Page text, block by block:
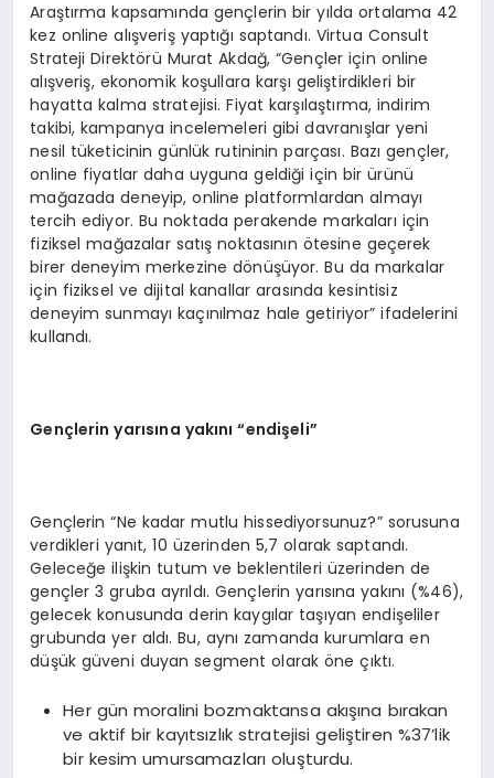
Araştırma kapsamında gençlerin bir yılda ortalama 42
kez online alışveriş yaptığı saptandı. Virtua Consult
Strateji Direktörü Murat Akdağ, “Gençler için online
alışveriş, ekonomik koşullara karşı geliştirdikleri bir
hayatta kalma stratejisi. Fiyat karşılaştırma, indirim
takibi, kampanya incelemeleri gibi davranışlar yeni
nesil tüketicinin günlük rutininin parçası. Bazı gençler,
online fiyatlar daha uyguna geldiği için bir ürünü
mağazada deneyip, online platformlardan almayı
tercih ediyor. Bu noktada perakende markaları için
fiziksel mağazalar satış noktasının ötesine geçerek
birer deneyim merkezine dönüşüyor. Bu da markalar
için fiziksel ve dijital kanallar arasında kesintisiz
deneyim sunmayı kaçınılmaz hale getiriyor” ifadelerini
kullandı.
Gençlerin yarısına yakını “endişeli”
Gençlerin “Ne kadar mutlu hissediyorsunuz?” sorusuna
verdikleri yanıt, 10 üzerinden 5,7 olarak saptandı.
Geleceğe ilişkin tutum ve beklentileri üzerinden de
gençler 3 gruba ayrıldı. Gençlerin yarısına yakını (%46),
gelecek konusunda derin kaygılar taşıyan endişeliler
grubunda yer aldı. Bu, aynı zamanda kurumlara en
düşük güveni duyan segment olarak öne çıktı.
Her gün moralini bozmaktansa akışına bırakan
ve aktif bir kayıtsızlık stratejisi geliştiren %37’lik
bir kesim umursamazları oluşturdu.